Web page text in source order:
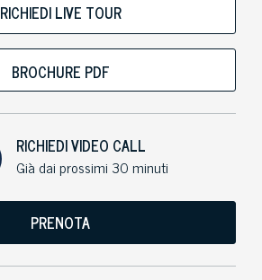
RICHIEDI LIVE TOUR
BROCHURE PDF
RICHIEDI VIDEO CALL
Già dai prossimi 30 minuti
PRENOTA